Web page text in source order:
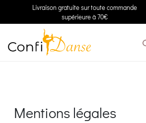
Livraison gratuite sur toute commande
supérieure à 70€
Mentions légales